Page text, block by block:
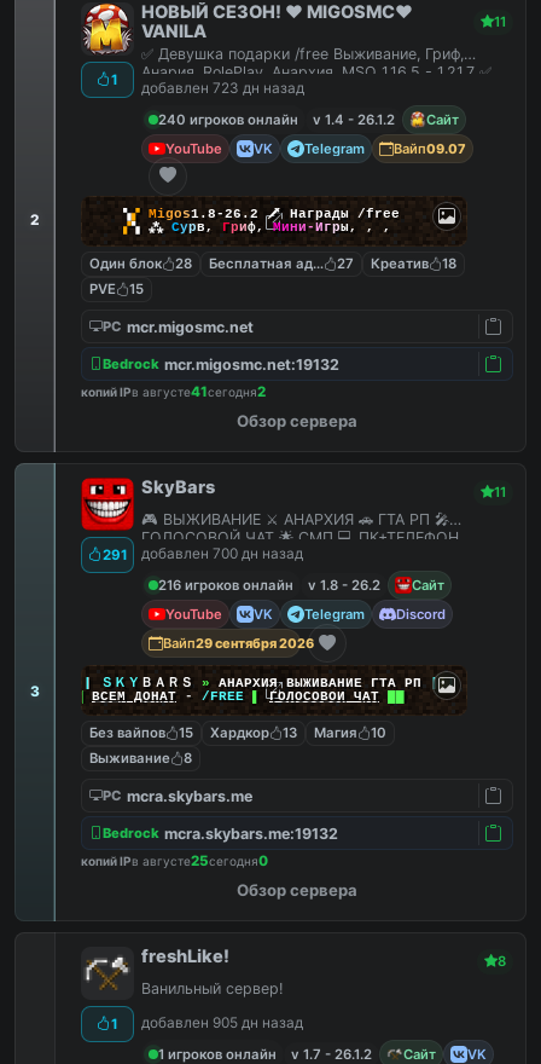
2
1
НОВЫЙ СЕЗОН! ❤️ MIGOSMC❤️
VANILA
11
✅ Девушка подарки /free Выживание, Гриф,
Анария, RolePlay, Анархия, MSO 1.16.5 - 1.21.7 ✅
добавлен 723 дн назад
240 игроков онлайн
v 1.4 - 26.1.2
Сайт
YouTube
VK Telegram Вайп09.07
▚▞ Migos1.8-26.2🗡 Награды /free
▞▚ ⁂ Сурв, Гриф,Мини-Игры, , ,
Один блок 28 Бесплатная админка
27 Креатив
18
PVE
15
PC mcr.migosmc.net
Bedrock mcr.migosmc.net:19132
копий IPв августе41сегодня2
Обзор сервера
3
291
SkyBars 11
🎮 ВЫЖИВАНИЕ ⚔️ АНАРХИЯ 🚗 ГТА РП 🎤
ГОЛОСОВОЙ ЧАТ 🌟 СМП 💻 ПК+ТЕЛЕФОН
добавлен 700 дн назад
216 игроков онлайн
v 1.8 - 26.2
Сайт
YouTube
VK Telegram
Discord
Вайп29 сентября 2026
ＳＫＹ ＢＡＲＳ » АНАРХИЯ ВЫЖИВАНИЕ ГТА РП |||
ВСЕМ ДОНАТ- /FREE ▌ГОЛОСОВОЙ ЧАТ
Без вайпов 15 Хардкор 13 Магия
10
Выживание
8
PC mcra.skybars.me
Bedrock mcra.skybars.me:19132
копий IPв августе25сегодня0
Обзор сервера
1
freshLike! 8
Ванильный сервер!
добавлен 905 дн назад
1 игроков онлайн
v 1.7 - 26.1.2 Сайт
VK